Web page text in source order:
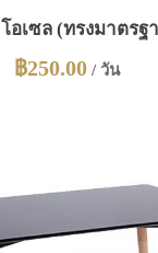
อเซล (ทรงมาตรฐ
฿250.00/ วัน